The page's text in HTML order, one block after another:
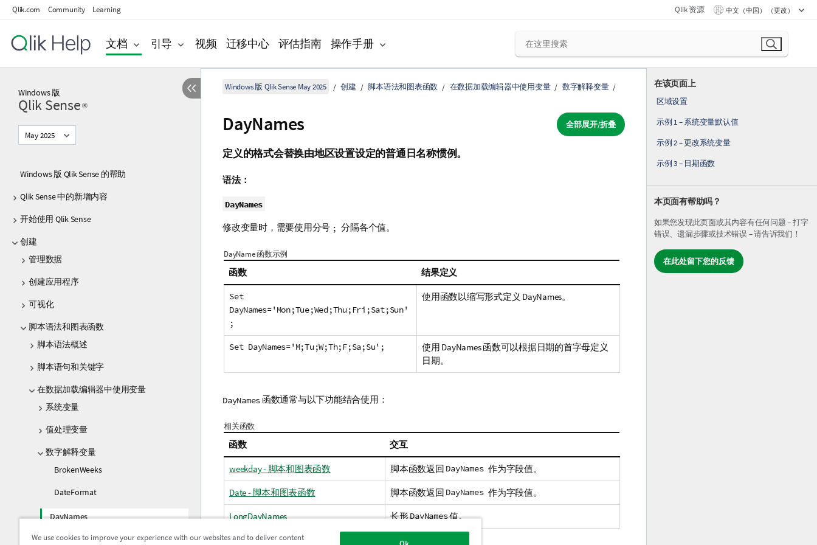
Qlik.com Community Learning Qlik 资源 中文（中国） （更改）
文档 引导 视频 迁移中心 评估指南 操作手册
Windows版
Qlik Sense ®
May 2025
Windows 版 Qlik Sense 的帮助
Qlik Sense 中的新增内容
开始使用 Qlik Sense
创建
管理数据
创建应用程序
可视化
脚本语法和图表函数
脚本语法概述
脚本语句和关键字
在数据加载编辑器中使用变量
系统变量
值处理变量
数字解释变量
BrokenWeeks
DateFormat
DayNames
DecimalSep
在该页面上
区域设置
示例 1 – 系统变量默认值
示例 2 – 更改系统变量
示例 3 – 日期函数
本页面有帮助吗？
如果您发现此页面或其内容有任何问题 – 打字
错误、遗漏步骤或技术错误 – 请告诉我们！
在此处留下您的反馈
Windows 版 Qlik Sense May 2025 创建 脚本语法和图表函数 在数据加载编辑器中使用变量 数字解释变量
全部展开/折叠
DayNames
定义的格式会替换由地区设置设定的普通日名称惯例。
语法：
DayNames
修改变量时，需要使用分号 ;分隔各个值。
DayName 函数示例
函数 结果定义
Set
DayNames='Mon;Tue;Wed;Thu;Fri;Sat;Sun'
;
使用函数以缩写形式定义 DayNames。
Set DayNames='M;Tu;W;Th;F;Sa;Su';
使用 DayNames 函数可以根据日期的首字母定义
日期。
DayNames 函数通常与以下功能结合使用：
相关函数
函数 交互
weekday - 脚本和图表函数 脚本函数返回 DayNames 作为字段值。
Date - 脚本和图表函数 脚本函数返回 DayNames 作为字段值。
LongDayNames 长形DayNames值。
We use cookies to improve your experience with our websites and to deliver content